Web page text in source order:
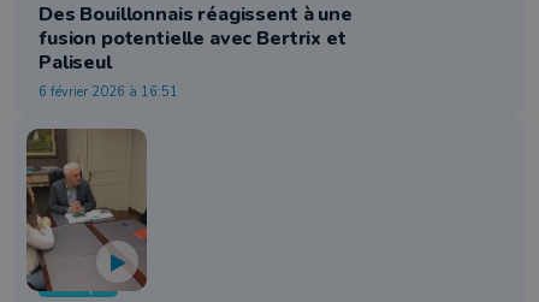
Des Bouillonnais réagissent à une
fusion potentielle avec Bertrix et
Paliseul
6 février 2026 à 16:51
Politique